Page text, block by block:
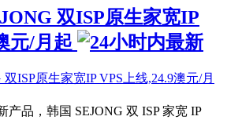
双ISP原生家宽IP
元/月起
产品，韩国 SEJONG 双 ISP 家宽 IP